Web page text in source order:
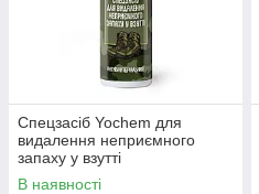
Спецзасіб Yochem для
видалення неприємного
запаху у взутті
(антибактеріальний), 100 мл
В наявності